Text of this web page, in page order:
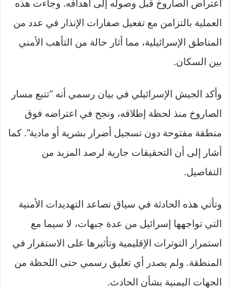
اعتراض الصاروخ قبل وصوله إلى أهدافه. وجاءت هذه
العملية بالتزامن مع تفعيل صفارات الإنذار في عدد من
المناطق الإسرائيلية، مما أثار حالة من التأهب الأمني
بين السكان.
وأكد الجيش الإسرائيلي في بيان رسمي أنه “تتبع مسار
الصاروخ منذ لحظة إطلاقه، ونجح في اعتراضه فوق
منطقة مفتوحة دون تسجيل أضرار بشرية أو مادية”. كما
أشار إلى أن التحقيقات جارية لرصد المزيد من
التفاصيل.
وتأتي هذه الحادثة في سياق تصاعد التهديدات الأمنية
التي تواجهها إسرائيل من عدة جبهات، لا سيما مع
استمرار التوترات الإقليمية وتأثيرها على الاستقرار في
المنطقة. ولم يصدر أي تعليق رسمي حتى اللحظة من
الجهات اليمنية بشأن الحادث.